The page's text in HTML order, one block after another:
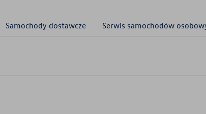
Samochody dostawcze Serwis samochodów